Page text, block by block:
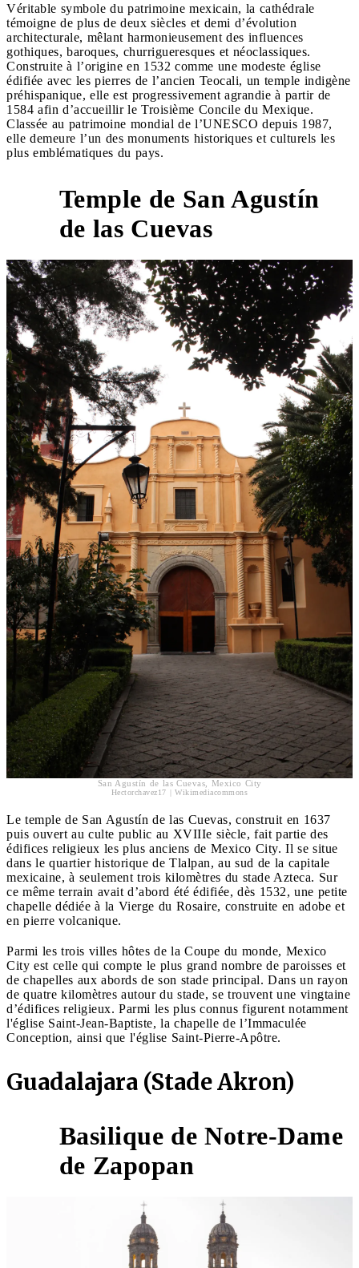
Véritable symbole du patrimoine mexicain, la cathédrale
témoigne de plus de deux siècles et demi d’évolution
architecturale, mêlant harmonieusement des influences
gothiques, baroques, churrigueresques et néoclassiques.
Construite à l’origine en 1532 comme une modeste église
édifiée avec les pierres de l’ancien Teocali, un temple indigène
préhispanique, elle est progressivement agrandie à partir de
1584 afin d’accueillir le Troisième Concile du Mexique.
Classée au patrimoine mondial de l’UNESCO depuis 1987,
elle demeure l’un des monuments historiques et culturels les
plus emblématiques du pays.
Temple de San Agustín
de las Cuevas
San Agustín de las Cuevas, Mexico City
Hectorchavez17 | Wikimediacommons
Le temple de San Agustín de las Cuevas, construit en 1637
puis ouvert au culte public au XVIIIe siècle, fait partie des
édifices religieux les plus anciens de Mexico City. Il se situe
dans le quartier historique de Tlalpan, au sud de la capitale
mexicaine, à seulement trois kilomètres du stade Azteca. Sur
ce même terrain avait d’abord été édifiée, dès 1532, une petite
chapelle dédiée à la Vierge du Rosaire, construite en adobe et
en pierre volcanique.
Parmi les trois villes hôtes de la Coupe du monde, Mexico
City est celle qui compte le plus grand nombre de paroisses et
de chapelles aux abords de son stade principal. Dans un rayon
de quatre kilomètres autour du stade, se trouvent une vingtaine
d’édifices religieux. Parmi les plus connus figurent notamment
l'église Saint-Jean-Baptiste, la chapelle de l’Immaculée
Conception, ainsi que l'église Saint-Pierre-Apôtre.
Guadalajara (Stade Akron)
Basilique de Notre-Dame
de Zapopan